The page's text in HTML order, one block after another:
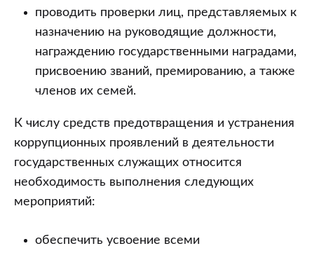
проводить проверки лиц, представляемых к
назначению на руководящие должности,
награждению государственными наградами,
присвоению званий, премированию, а также
членов их семей.
К числу средств предотвращения и устранения
коррупционных проявлений в деятельности
государственных служащих относится
необходимость выполнения следующих
мероприятий:
обеспечить усвоение всеми